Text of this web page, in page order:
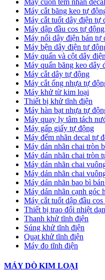
Máy cuốn tem nhãn
Máy cắt băng keo tự
Máy cắt tuốt dây điện tự
Máy dập đầu cos tự động
Máy nối dây điện bán tự
Máy bện dây điện tự
Máy quấn và cột dây
Máy quấn băng keo dây
Máy cắt dây tự động
Máy cắt ống nhựa tự
Máy khử từ kim loại
Thiết bị khử tĩnh điện
Máy hàn bạt nhựa tự
Máy quay ly tâm tách
Máy gấp giấy tự động
Máy đếm nhãn decal tự
Máy dán nhãn chai tròn
Máy dán nhãn chai tròn
Máy dán nhãn chai
Máy dán nhãn chai
Máy dán nhãn bao bì
Máy dán nhãn cạnh góc
Máy cắt tuốt dập đầu
Thiết bị trao đổi nhiệt
Thanh khử tĩnh điện
Súng khử tĩnh điện
Quạt khử tĩnh điện
Máy đo tĩnh điện
MÁY DÒ KIM LOẠI